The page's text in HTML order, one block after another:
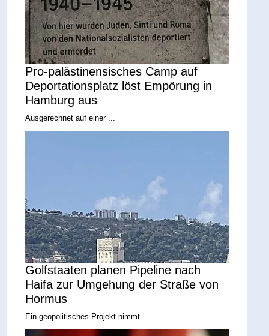
Pro-palästinensisches Camp auf
Deportationsplatz löst Empörung in
Hamburg aus
Ausgerechnet auf einer ...
Golfstaaten planen Pipeline nach
Haifa zur Umgehung der Straße von
Hormus
Ein geopolitisches Projekt nimmt ...